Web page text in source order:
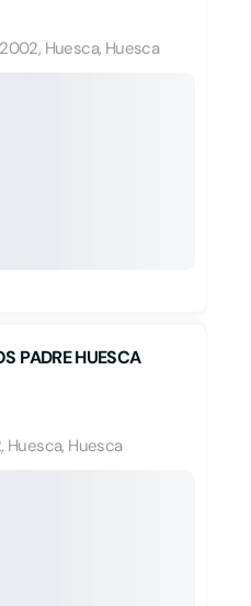
Huesca, Huesca
PADRE HUESCA
Huesca, Huesca